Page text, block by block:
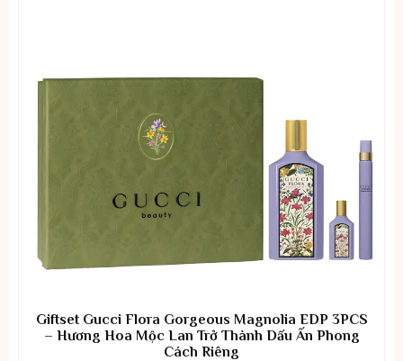
Giftset Gucci Flora Gorgeous Magnolia EDP 3PCS
– Hương Hoa Mộc Lan Trở Thành Dấu Ấn Phong
Cách Riêng